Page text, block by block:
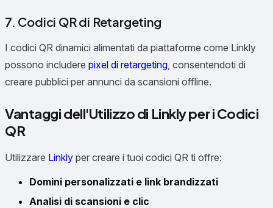
7. Codici QR di Retargeting
I codici QR dinamici alimentati da piattaforme come Linkly
possono includere pixel di retargeting, consentendoti di
creare pubblici per annunci da scansioni offline.
Vantaggi dell'Utilizzo di Linkly per i Codici
QR
Utilizzare Linkly per creare i tuoi codici QR ti offre:
Domini personalizzati e link brandizzati
Analisi di scansioni e clic